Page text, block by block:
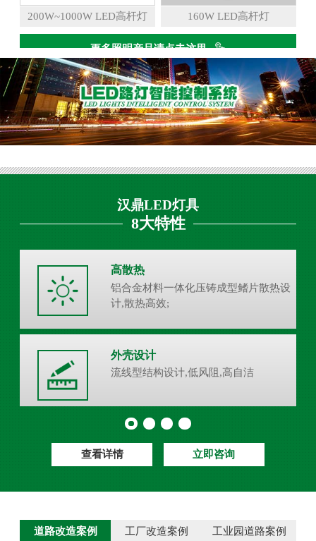
200W~1000W LED高杆灯 160W LED高杆灯
更多照明产品请点击这里
汉鼎LED灯具
8大特性
高散热
铝合金材料一体化压铸成型鳍片散热设
计,散热高效;
外壳设计
流线型结构设计,低风阻,高自洁
查看详情 立即咨询
道路改造案例 工厂改造案例 工业园道路案例